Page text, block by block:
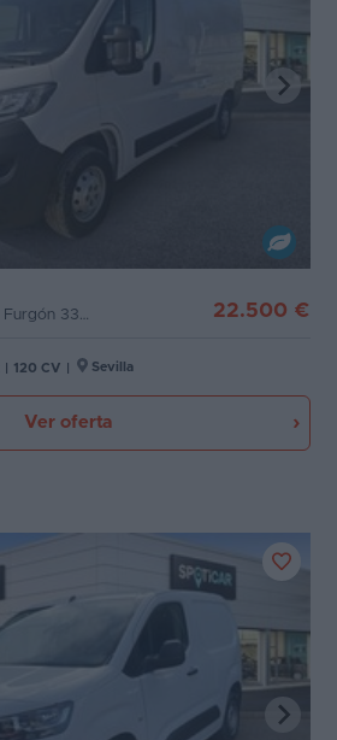
22.500 €
120 CV Sevilla
Ver oferta